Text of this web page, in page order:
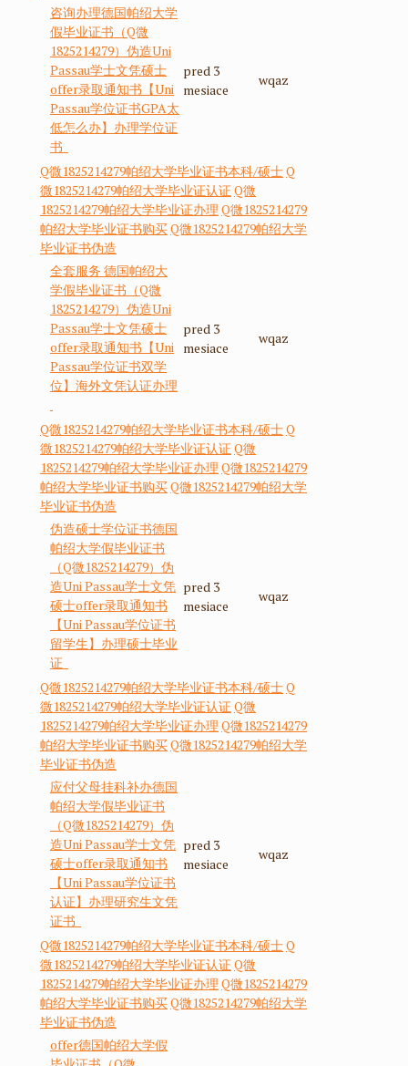
咨询办理德国帕绍大学
假毕业证书（Q微
1825214279）伪造Uni
Passau学士文凭硕士
offer录取通知书【Uni
Passau学位证书GPA太
低怎么办】办理学位证
书
pred 3
mesiace
wqaz
Q微1825214279帕绍大学毕业证书本科/硕士Q
微1825214279帕绍大学毕业证认证 Q微
1825214279帕绍大学毕业证办理 Q微1825214279
帕绍大学毕业证书购买Q微1825214279帕绍大学
毕业证书伪造
全套服务 德国帕绍大
学假毕业证书（Q微
1825214279）伪造Uni
Passau学士文凭硕士
offer录取通知书【Uni
Passau学位证书双学
位】海外文凭认证办理
pred 3
mesiace
wqaz
Q微1825214279帕绍大学毕业证书本科/硕士Q
微1825214279帕绍大学毕业证认证 Q微
1825214279帕绍大学毕业证办理 Q微1825214279
帕绍大学毕业证书购买Q微1825214279帕绍大学
毕业证书伪造
伪造硕士学位证书德国
帕绍大学假毕业证书
（Q微1825214279）伪
造Uni Passau学士文凭
硕士offer录取通知书
【Uni Passau学位证书
留学生】办理硕士毕业
证
pred 3
mesiace
wqaz
Q微1825214279帕绍大学毕业证书本科/硕士Q
微1825214279帕绍大学毕业证认证 Q微
1825214279帕绍大学毕业证办理 Q微1825214279
帕绍大学毕业证书购买Q微1825214279帕绍大学
毕业证书伪造
应付父母挂科补办德国
帕绍大学假毕业证书
（Q微1825214279）伪
造Uni Passau学士文凭
硕士offer录取通知书
【Uni Passau学位证书
认证】办理研究生文凭
证书
pred 3
mesiace
wqaz
Q微1825214279帕绍大学毕业证书本科/硕士Q
微1825214279帕绍大学毕业证认证 Q微
1825214279帕绍大学毕业证办理 Q微1825214279
帕绍大学毕业证书购买Q微1825214279帕绍大学
毕业证书伪造
offer德国帕绍大学假